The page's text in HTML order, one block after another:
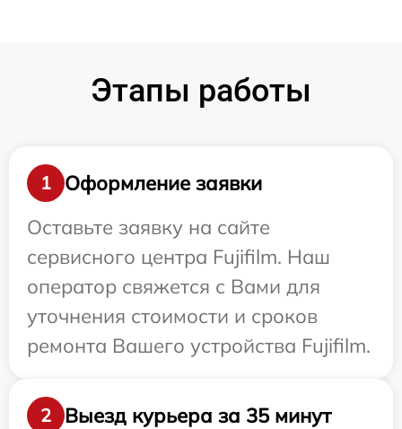
Этапы работы
1
Оформление заявки
Оставьте заявку на сайте
сервисного центра Fujifilm. Наш
оператор свяжется с Вами для
уточнения стоимости и сроков
ремонта Вашего устройства Fujifilm.
2
Выезд курьера за 35 минут